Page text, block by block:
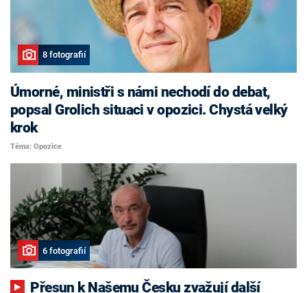
8 fotografií
Úmorné, ministři s námi nechodí do debat,
popsal Grolich situaci v opozici. Chystá velký
krok
Téma: Opozice
6 fotografií